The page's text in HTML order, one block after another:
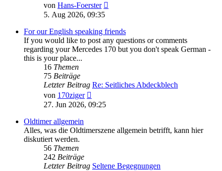
von Hans-Foerster
5. Aug 2026, 09:35
For our English speaking friends
If you would like to post any questions or comments
regarding your Mercedes 170 but you don't speak German -
this is your place...
16 Themen
75 Beiträge
Letzter Beitrag Re: Seitliches Abdeckblech
von 170ziger
Beitrag
27. Jun 2026, 09:25
Oldtimer allgemein
Alles, was die Oldtimerszene allgemein betrifft, kann hier
diskutiert werden.
56 Themen
242 Beiträge
Letzter Beitrag Seltene Begegnungen